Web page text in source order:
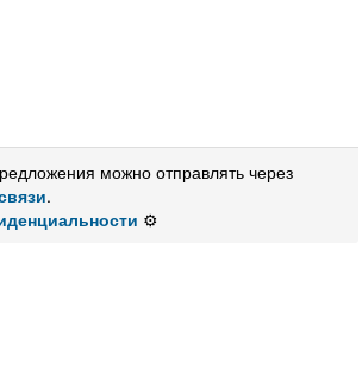
можно отправлять через
.
⚙️